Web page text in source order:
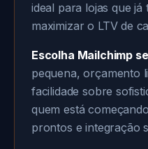
ideal para lojas que
maximizar o LTV de
Escolha Mailchimp
pequena, orçamento
facilidade sobre
quem está
prontos e integração